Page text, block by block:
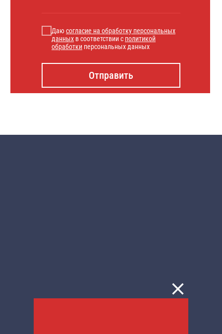
Даюсогласие на обработку персональных
данных в соответствии с политикой
обработки персональных данных
Отправить